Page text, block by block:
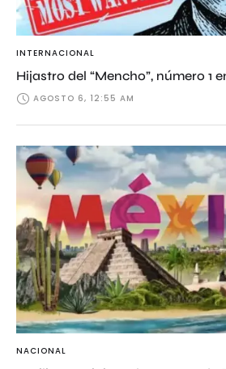
INTERNACIONAL
Hijastro del “Mencho”, número 1
AGOSTO 6, 12:55 AM
NACIONAL